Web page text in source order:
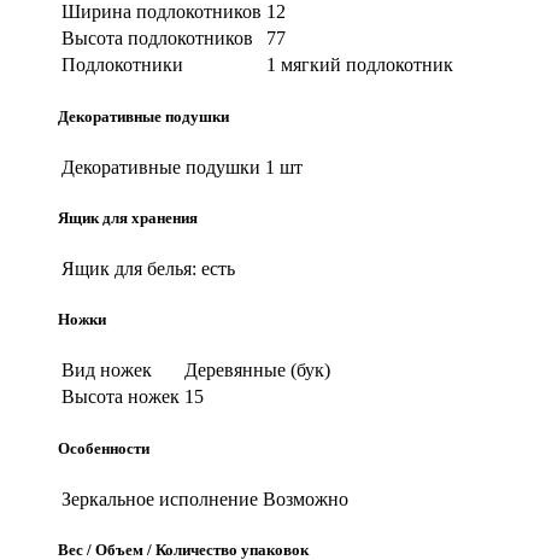
Ширина подлокотников 12
Высота подлокотников
77
Подлокотники
1 мягкий подлокотник
Декоративные подушки
Декоративные подушки 1 шт
Ящик для хранения
Ящик для белья: есть
Ножки
Вид ножек
Деревянные (бук)
Высота ножек 15
Особенности
Зеркальное исполнение Возможно
Вес / Объем / Количество упаковок